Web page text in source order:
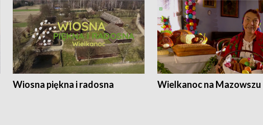
Wiosna piękna i radosna Wielkanoc na Mazowszu